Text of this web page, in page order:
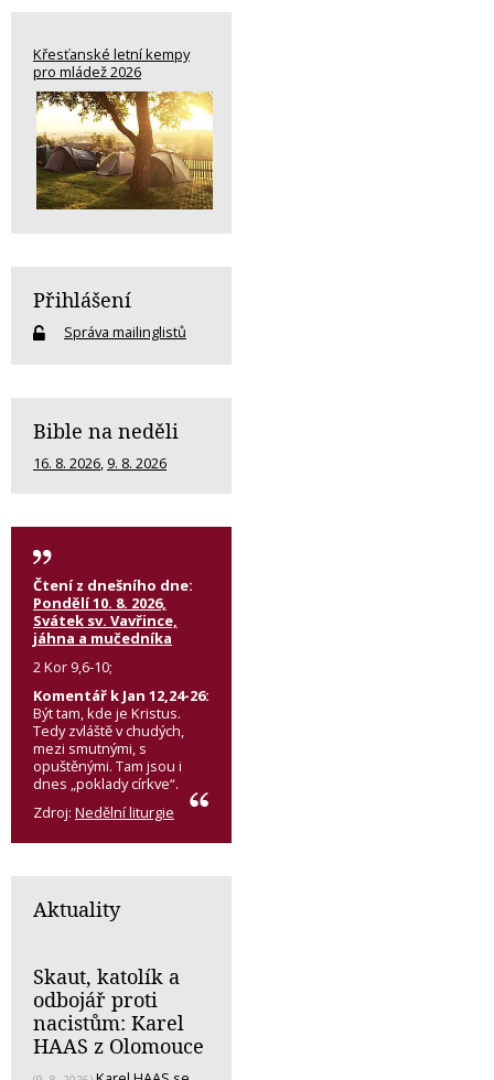
Křesťanské letní kempy
pro mládež 2026
Přihlášení
Správa mailinglistů
Bible na neděli
16. 8. 2026 9. 8. 2026
Čtení z dnešního dne:
Pondělí 10. 8. 2026,
Svátek sv. Vavřince,
jáhna a mučedníka
2 Kor 9,6-10;
Komentář k Jan 12,24-26:
Být tam, kde je Kristus.
Tedy zvláště v chudých,
mezi smutnými, s
opuštěnými. Tam jsou i
dnes „poklady církve“.
Zdroj: Nedělní liturgie
Aktuality
Skaut, katolík a
odbojář proti
nacistům: Karel
HAAS z Olomouce